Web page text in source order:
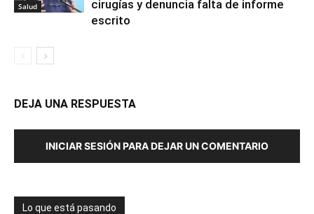
Salud
cirugías y denuncia falta de informe
escrito
DEJA UNA RESPUESTA
INICIAR SESIÓN PARA DEJAR UN COMENTARIO
Lo que está pasando